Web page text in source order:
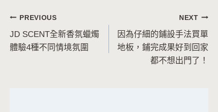
文
章
PREVIOUS
JD SCENT全新香氛蠟燭
體驗4種不同情境氛圍
NEXT
因為仔細的鋪設手法買單
地板，鋪完成果好到回家
都不想出門了！